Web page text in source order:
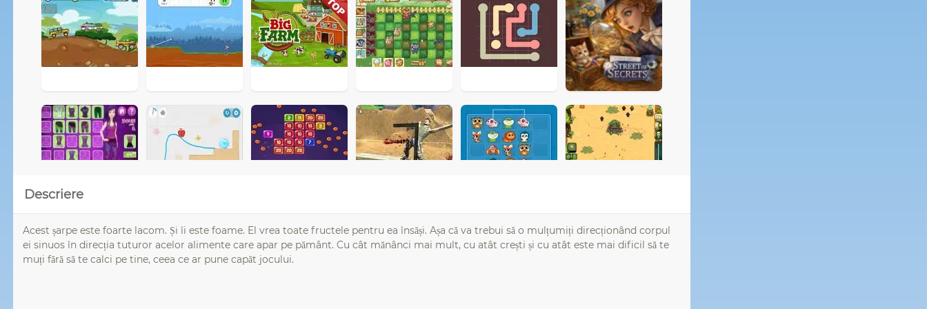
Descriere
Acest șarpe este foarte lacom. Și îi este foame. El vrea toate fructele pentru ea însăși. Așa că va trebui să o mulțumiți direcționând corpul
ei sinuos în direcția tuturor acelor alimente care apar pe pământ. Cu cât mănânci mai mult, cu atât crești și cu atât este mai dificil să te
muți fără să te calci pe tine, ceea ce ar pune capăt jocului.